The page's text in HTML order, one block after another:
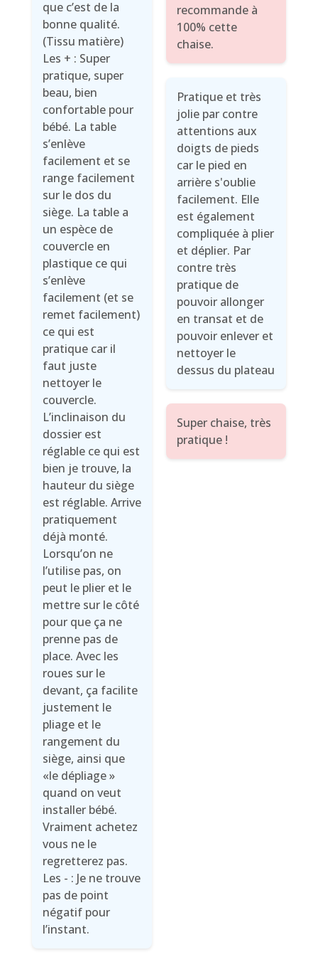
que c’est de la
bonne qualité.
(Tissu matière)
Les + : Super
pratique, super
beau, bien
confortable pour
bébé. La table
s’enlève
facilement et se
range facilement
sur le dos du
siège. La table a
un espèce de
couvercle en
plastique ce qui
s’enlève
facilement (et se
remet facilement)
ce qui est
pratique car il
faut juste
nettoyer le
couvercle.
L’inclinaison du
dossier est
réglable ce qui est
bien je trouve, la
hauteur du siège
est réglable. Arrive
pratiquement
déjà monté.
Lorsqu’on ne
l’utilise pas, on
peut le plier et le
mettre sur le côté
pour que ça ne
prenne pas de
place. Avec les
roues sur le
devant, ça facilite
justement le
pliage et le
rangement du
siège, ainsi que
«le dépliage »
quand on veut
installer bébé.
Vraiment achetez
vous ne le
regretterez pas.
Les - : Je ne trouve
pas de point
négatif pour
l’instant.
recommande à
100% cette
chaise.
Pratique et très
jolie par contre
attentions aux
doigts de pieds
car le pied en
arrière s'oublie
facilement. Elle
est également
compliquée à plier
et déplier. Par
contre très
pratique de
pouvoir allonger
en transat et de
pouvoir enlever et
nettoyer le
dessus du plateau
Super chaise, très
pratique !